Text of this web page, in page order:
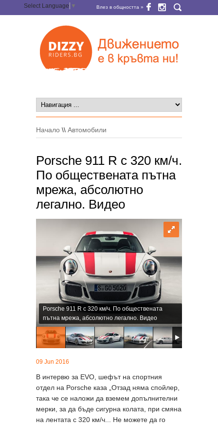
Select Language ▼ Влез в общността »
Начало \\ Автомобили
Porsche 911 R с 320 км/ч.
По обществената пътна
мрежа, абсолютно
легално. Видео
Porsche 911 R с 320 км/ч. По обществената
пътна мрежа, абсолютно легално. Видео
09 Jun 2016
В интервю за EVO, шефът на спортния
отдел на Porsche каза „Отзад няма спойлер,
така че се наложи да вземем допълнителни
мерки, за да бъде сигурна колата, при смяна
на лентата с 320 км/ч... Не можете да го